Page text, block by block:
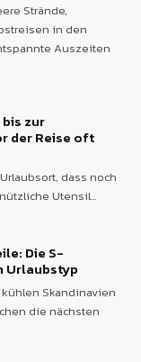
Strände,
in den
Auszeiten
zur
der Reise oft
dass noch
Utensil...
Die S-
Urlaubstyp
Skandinavien
die nächsten